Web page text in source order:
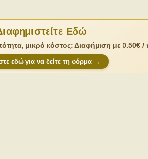
Εδώ
μικρό κόστος: Διαφήμιση με 0.50€ /
εδώ για να δείτε τη φόρμα →